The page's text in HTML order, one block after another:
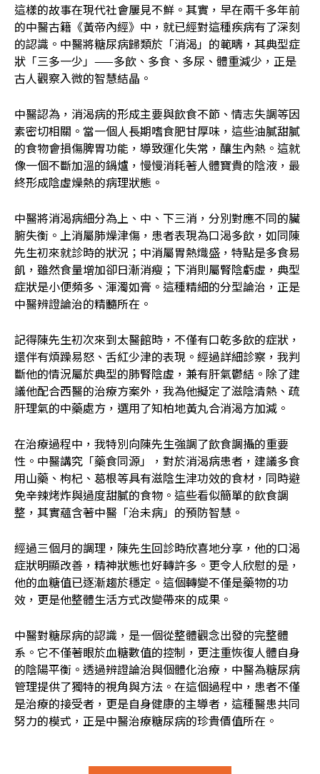
這樣的故事在現代社會屢見不鮮。其實，早在兩千多年前
的中醫古籍《黃帝內經》中，就已經對這種疾病有了深刻
的認識。中醫將糖尿病歸類於「消渴」的範疇，其典型症
狀「三多一少」——多飲、多食、多尿、體重減少，正是
古人觀察入微的智慧結晶。
中醫認為，消渴病的形成主要與飲食不節、情志失調等因
素密切相關。當一個人長期嗜食肥甘厚味，這些油膩甜膩
的食物會損傷脾胃功能，導致運化失常，釀生內熱。這就
像一個不斷加溫的鍋爐，慢慢消耗著人體寶貴的陰液，最
終形成陰虛燥熱的病理狀態。
中醫將消渴病細分為上、中、下三消，分別對應不同的臟
腑失衡。上消屬肺燥津傷，患者表現為口渴多飲，如同陳
先生初來就診時的狀況；中消屬胃熱熾盛，特點是多食易
飢，雖然食量增加卻日漸消瘦；下消則屬腎陰虧虛，典型
症狀是小便頻多、渾濁如膏。這種精細的分型論治，正是
中醫辨證論治的精髓所在。
記得陳先生初次來到太醫館時，不僅有口乾多飲的症狀，
還伴有煩躁易怒、舌紅少津的表現。經過詳細診察，我判
斷他的情況屬於典型的肺腎陰虛，兼有肝氣鬱結。除了建
議他配合西醫的治療方案外，我為他擬定了滋陰清熱、疏
肝理氣的中藥處方，選用了知柏地黃丸合消渴方加減。
在治療過程中，我特別向陳先生強調了飲食調攝的重要
性。中醫講究「藥食同源」，對於消渴病患者，建議多食
用山藥、枸杞、葛根等具有滋陰生津功效的食材，同時避
免辛辣烤炸與過度甜膩的食物。這些看似簡單的飲食調
整，其實蘊含著中醫「治未病」的預防智慧。
經過三個月的調理，陳先生回診時欣喜地分享，他的口渴
症狀明顯改善，精神狀態也好轉許多。更令人欣慰的是，
他的血糖值已逐漸趨於穩定。這個轉變不僅是藥物的功
效，更是他整體生活方式改變帶來的成果。
中醫對糖尿病的認識，是一個從整體觀念出發的完整體
系。它不僅著眼於血糖數值的控制，更注重恢復人體自身
的陰陽平衡。透過辨證論治與個體化治療，中醫為糖尿病
管理提供了獨特的視角與方法。在這個過程中，患者不僅
是治療的接受者，更是自身健康的主導者，這種醫患共同
努力的模式，正是中醫治療糖尿病的珍貴價值所在。